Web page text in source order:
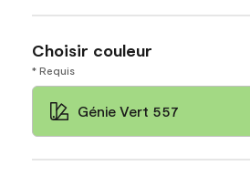
Choisir couleur
* Requis
Génie Vert 557